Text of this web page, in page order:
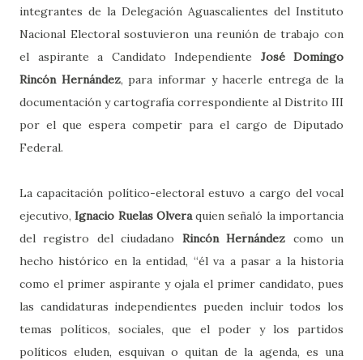
integrantes de la Delegación Aguascalientes del Instituto
Nacional Electoral sostuvieron una reunión de trabajo con
el aspirante a Candidato Independiente José Domingo
Rincón Hernández, para informar y hacerle entrega de la
documentación y cartografía correspondiente al Distrito III
por el que espera competir para el cargo de Diputado
Federal.
La capacitación político-electoral estuvo a cargo del vocal
ejecutivo,Ignacio Ruelas Olveraquien señaló la importancia
del registro del ciudadano Rincón Hernández como un
hecho histórico en la entidad, “él va a pasar a la historia
como el primer aspirante y ojala el primer candidato, pues
las candidaturas independientes pueden incluir todos los
temas políticos, sociales, que el poder y los partidos
políticos eluden, esquivan o quitan de la agenda, es una